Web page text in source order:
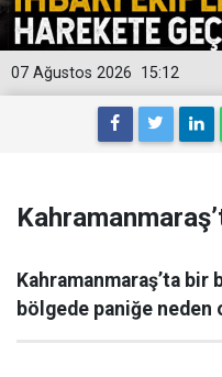
15:12
07 Ağustos 2026
Kahramanmaraş’ta bir
bölgede paniğe neden